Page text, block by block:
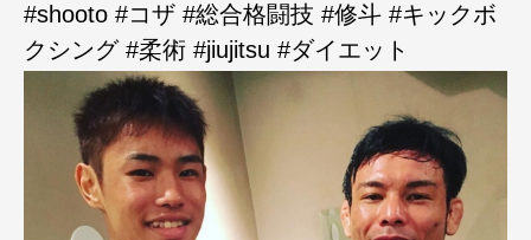
#shooto #コザ #総合格闘技 #修斗 #キックボ
クシング #柔術 #jiujitsu #ダイエット